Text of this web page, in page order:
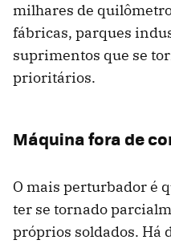
milhares de
fábricas, parques
suprimentos que se
prioritários.
Máquina fora de
O mais perturbador é
ter se tornado
próprios soldados. Há